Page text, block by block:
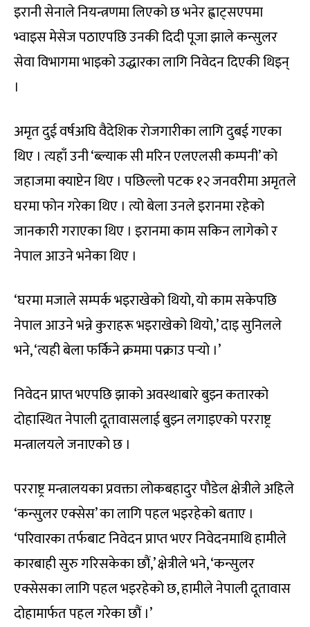
इरानी सेनाले नियन्त्रणमा लिएको छ भनेर ह्वाट्सएपमा
भ्वाइस मेसेज पठाएपछि उनकी दिदी पूजा झाले कन्सुलर
सेवा विभागमा भाइको उद्धारका लागि निवेदन दिएकी थिइन्
।
अमृत दुई वर्षअघि वैदेशिक रोजगारीका लागि दुबई गएका
थिए । त्यहाँ उनी ‘ब्ल्याक सी मरिन एलएलसी कम्पनी’ को
जहाजमा क्याप्टेन थिए । पछिल्लो पटक १२ जनवरीमा अमृतले
घरमा फोन गरेका थिए । त्यो बेला उनले इरानमा रहेको
जानकारी गराएका थिए । इरानमा काम सकिन लागेको र
नेपाल आउने भनेका थिए ।
‘घरमा मजाले सम्पर्क भइराखेको थियो, यो काम सकेपछि
नेपाल आउने भन्ने कुराहरू भइराखेको थियो,’ दाइ सुनिलले
भने, ‘त्यही बेला फर्किने क्रममा पक्राउ पर्‍यो ।’
निवेदन प्राप्त भएपछि झाको अवस्थाबारे बुझ्न कतारको
दोहास्थित नेपाली दूतावासलाई बुझ्न लगाइएको परराष्ट्र
मन्त्रालयले जनाएको छ ।
परराष्ट्र मन्त्रालयका प्रवक्ता लोकबहादुर पौडेल क्षेत्रीले अहिले
‘कन्सुलर एक्सेस’ का लागि पहल भइरहेको बताए ।
‘परिवारका तर्फबाट निवेदन प्राप्त भएर निवेदनमाथि हामीले
कारबाही सुरु गरिसकेका छौं,’ क्षेत्रीले भने, ‘कन्सुलर
एक्सेसका लागि पहल भइरहेको छ, हामीले नेपाली दूतावास
दोहामार्फत पहल गरेका छौं ।’